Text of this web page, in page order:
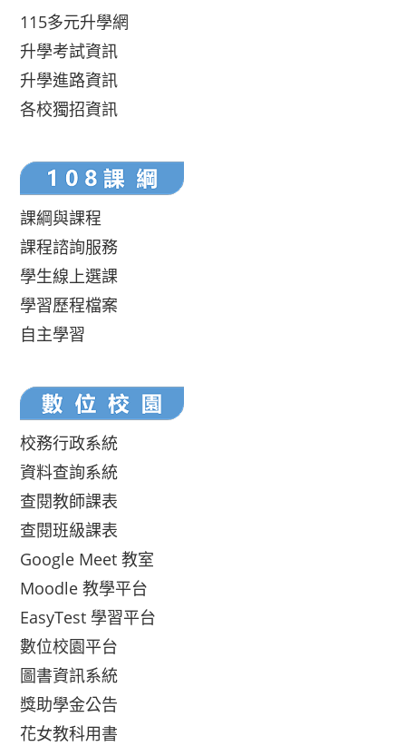
115多元升學網
升學考試資訊
升學進路資訊
各校獨招資訊
課綱與課程
課程諮詢服務
學生線上選課
學習歷程檔案
自主學習
校務行政系統
資料查詢系統
查閱教師課表
查閱班級課表
Google Meet 教室
Moodle 教學平台
EasyTest 學習平台
數位校園平台
圖書資訊系統
獎助學金公告
花女教科用書